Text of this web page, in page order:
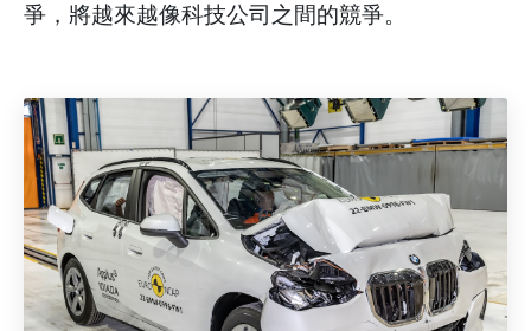
爭，將越來越像科技公司之間的競爭。